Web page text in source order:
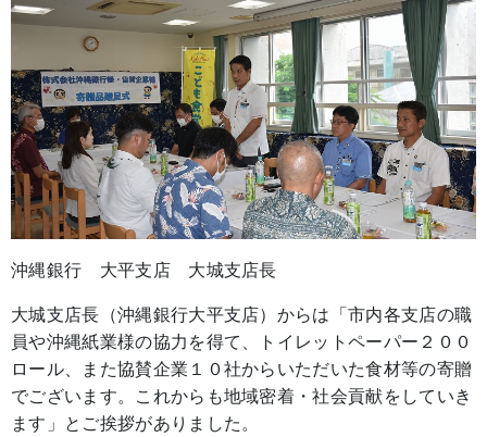
沖縄銀行 大平支店 大城支店長
大城支店長（沖縄銀行大平支店）からは「市内各支店の職
員や沖縄紙業様の協力を得て、トイレットペーパー２００
ロール、また協賛企業１０社からいただいた食材等の寄贈
でございます。これからも地域密着・社会貢献をしていき
ます」とご挨拶がありました。